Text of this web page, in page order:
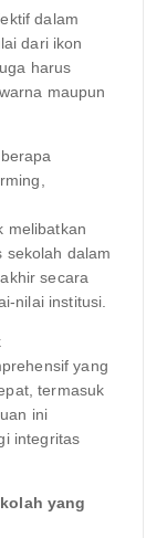
dalam
dari ikon
harus
maupun
melibatkan
sekolah dalam
secara
nilai institusi.
yang
termasuk
ini
integritas
yang